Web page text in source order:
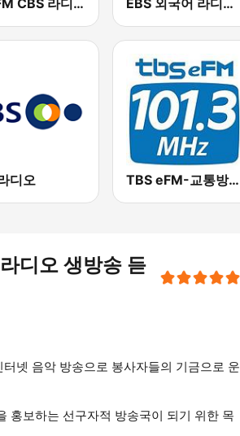
디오 TBS eFM-교통방송 영어전문 라디오
디오 생방송 듣
넷 음악 방송으로 봉사자들의 기금으로 운
홍보하는 선구자적 방송국이 되기 위한 목